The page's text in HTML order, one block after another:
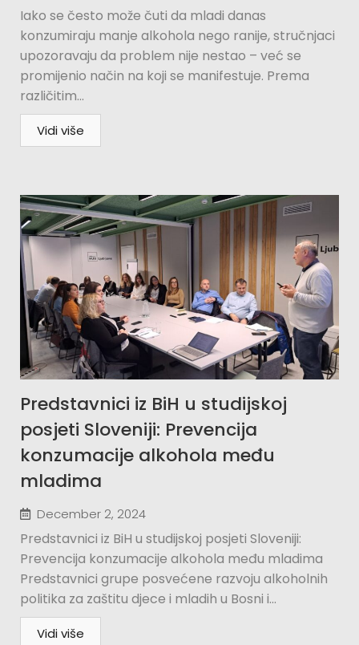
Iako se često može čuti da mladi danas
konzumiraju manje alkohola nego ranije, stručnjaci
upozoravaju da problem nije nestao – već se
promijenio način na koji se manifestuje. Prema
različitim...
Vidi više
Predstavnici iz BiH u studijskoj
posjeti Sloveniji: Prevencija
konzumacije alkohola među
mladima
December 2, 2024
Predstavnici iz BiH u studijskoj posjeti Sloveniji:
Prevencija konzumacije alkohola među mladima
Predstavnici grupe posvećene razvoju alkoholnih
politika za zaštitu djece i mladih u Bosni i...
Vidi više